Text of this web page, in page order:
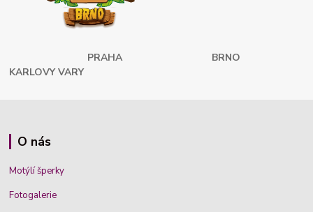
PRAHA
BRNO
KARLOVY VARY
O nás
Motýlí šperky
Fotogalerie